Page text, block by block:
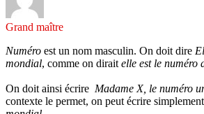
Grand maître
Numéro est un nom masculin. On doit dire
mondial, comme on dirait elle est le numéro
On doit ainsi écrire Madame X, le numéro
contexte le permet, on peut écrire simplement